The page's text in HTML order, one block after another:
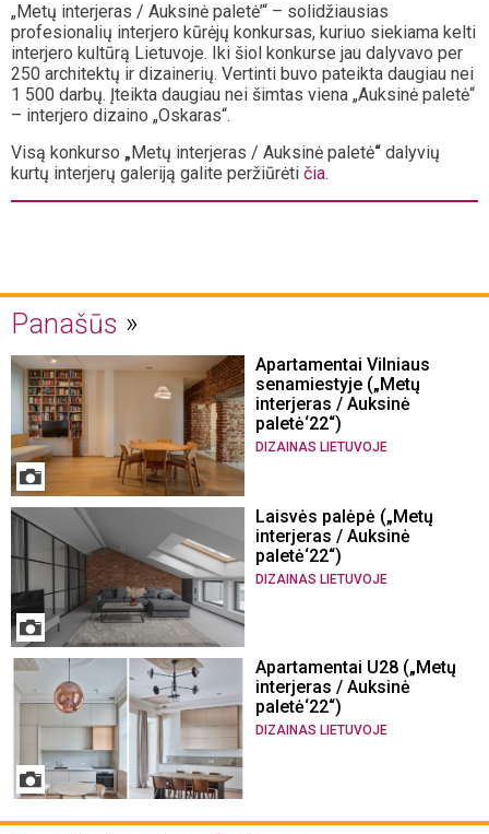
„Metų interjeras / Auksinė paletė’“ – solidžiausias
profesionalių interjero kūrėjų konkursas, kuriuo siekiama kelti
interjero kultūrą Lietuvoje. Iki šiol konkurse jau dalyvavo per
250 architektų ir dizainerių. Vertinti buvo pateikta daugiau nei
1 500 darbų. Įteikta daugiau nei šimtas viena „Auksinė paletė“
– interjero dizaino „Oskaras“.
Visą konkurso „ Metų interjeras / Auksinė paletė“ dalyvių
kurtų interjerų galeriją galite peržiūrėti čia.
Panašūs
Apartamentai Vilniaus
senamiestyje („Metų
interjeras / Auksinė
paletė‘22“)
DIZAINAS LIETUVOJE
Laisvės palėpė („Metų
interjeras / Auksinė
paletė‘22“)
DIZAINAS LIETUVOJE
Apartamentai U28 („Metų
interjeras / Auksinė
paletė‘22“)
DIZAINAS LIETUVOJE